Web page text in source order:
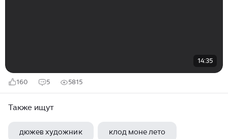
14:35
160 5 5815
Также ищут
дюжев художник клод моне лето